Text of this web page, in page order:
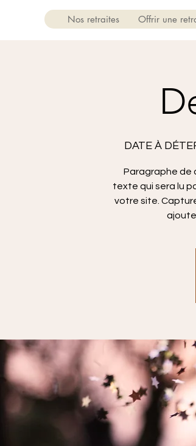
Nos retraites Offrir une
DATE À
Paragraphe de
texte qui sera lu
votre site.